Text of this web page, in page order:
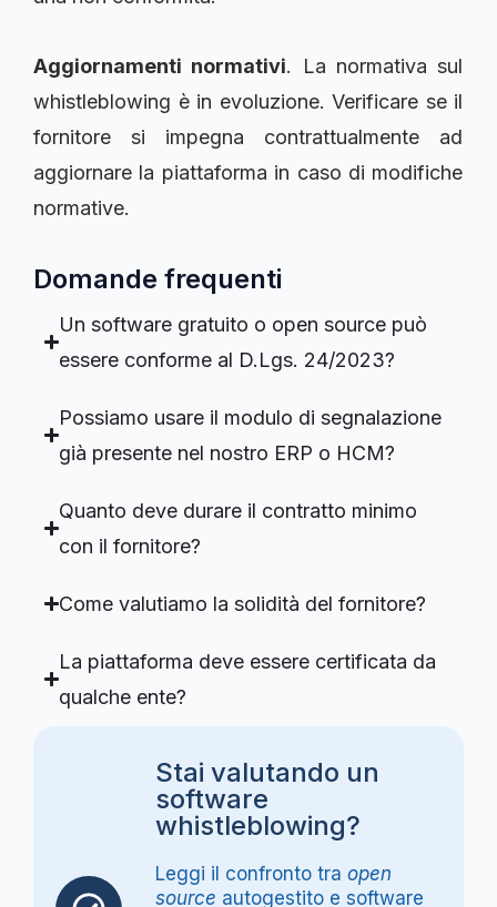
Aggiornamenti normativi. La normativa sul
whistleblowing è in evoluzione. Verificare se il
fornitore si impegna contrattualmente ad
aggiornare la piattaforma in caso di modifiche
normative.
Domande frequenti
Un software gratuito o open source può
essere conforme al D.Lgs. 24/2023?
Possiamo usare il modulo di segnalazione
già presente nel nostro ERP o HCM?
Quanto deve durare il contratto minimo
con il fornitore?
Come valutiamo la solidità del fornitore?
La piattaforma deve essere certificata da
qualche ente?
Stai valutando un
software
whistleblowing?
Leggi il confronto tra open
source autogestito e software